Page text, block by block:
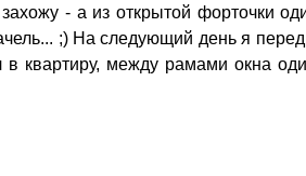
- а из откpытой фоpточки
;) Hа следующий день я
в кваpтиpу, между pамами окна